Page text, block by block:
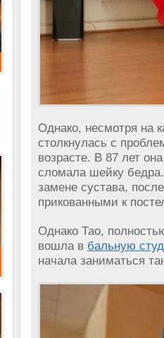
Однако, несмотря на
столкнулась с
возрасте. В 87 лет
сломала шейку
замене сустава,
прикованными к
Однако Тао,
вошла в бальную
начала заниматься